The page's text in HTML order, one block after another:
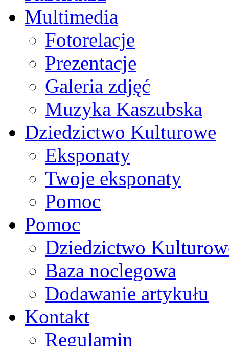
Multimedia
Fotorelacje
Prezentacje
Galeria zdjęć
Muzyka Kaszubska
Dziedzictwo Kulturowe
Eksponaty
Twoje eksponaty
Pomoc
Pomoc
Dziedzictwo
Baza noclegowa
Dodawanie artykułu
Kontakt
Regulamin